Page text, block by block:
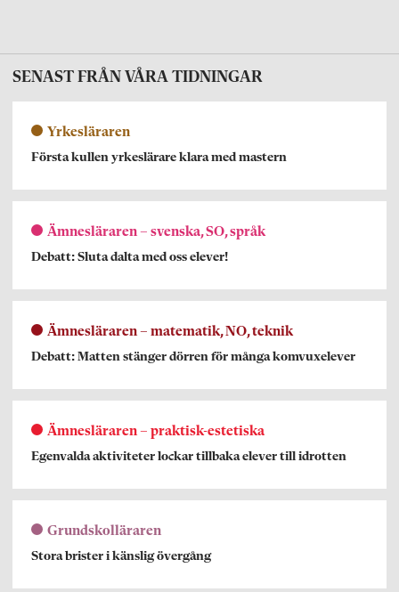
SENAST FRÅN VÅRA TIDNINGAR
Yrkesläraren
Första kullen yrkeslärare klara med mastern
Ämnesläraren – svenska, SO, språk
Debatt: Sluta dalta med oss elever!
Ämnesläraren – matematik, NO, teknik
Debatt: Matten stänger dörren för många komvuxelever
Ämnesläraren – praktisk-estetiska
Egenvalda aktiviteter lockar tillbaka elever till idrotten
Grundskolläraren
Stora brister i känslig övergång